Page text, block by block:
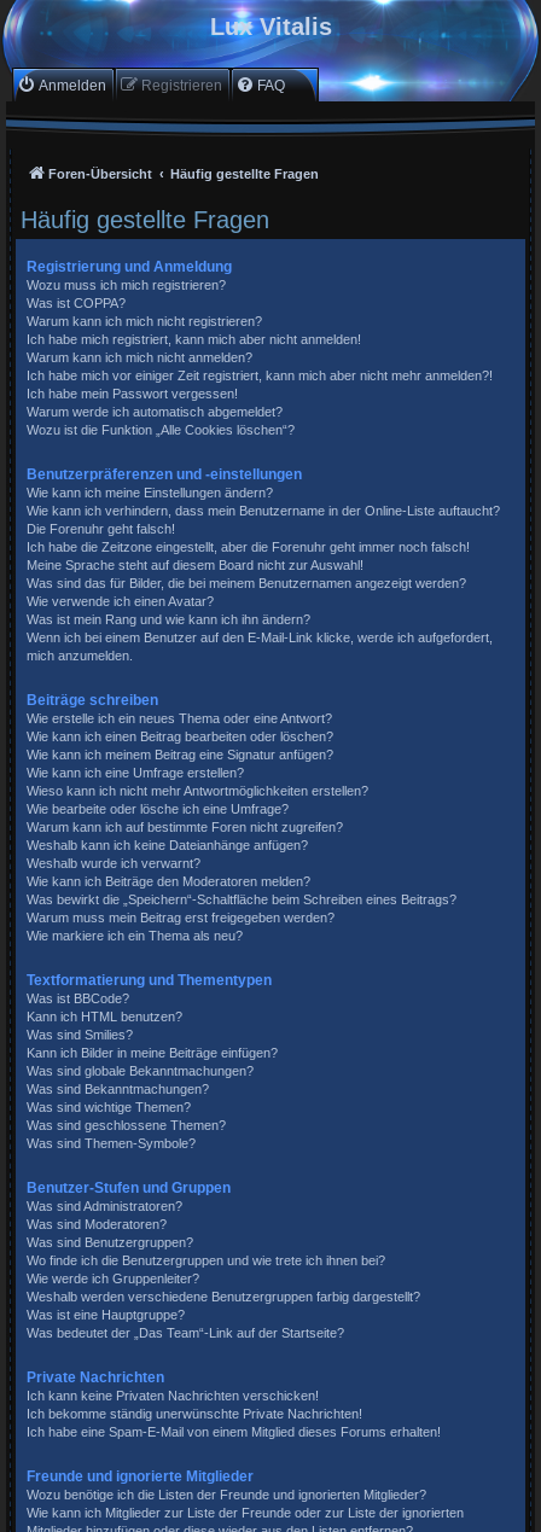
Lux Vitalis
Anmelden Registrieren FAQ
Foren-Übersicht Häufig gestellte Fragen
Häufig gestellte Fragen
Registrierung und Anmeldung
Wozu muss ich mich registrieren?
Was ist COPPA?
Warum kann ich mich nicht registrieren?
Ich habe mich registriert, kann mich aber nicht anmelden!
Warum kann ich mich nicht anmelden?
Ich habe mich vor einiger Zeit registriert, kann mich aber nicht mehr anmelden?!
Ich habe mein Passwort vergessen!
Warum werde ich automatisch abgemeldet?
Wozu ist die Funktion „Alle Cookies löschen“?
Benutzerpräferenzen und -einstellungen
Wie kann ich meine Einstellungen ändern?
Wie kann ich verhindern, dass mein Benutzername in der Online-Liste auftaucht?
Die Forenuhr geht falsch!
Ich habe die Zeitzone eingestellt, aber die Forenuhr geht immer noch falsch!
Meine Sprache steht auf diesem Board nicht zur Auswahl!
Was sind das für Bilder, die bei meinem Benutzernamen angezeigt werden?
Wie verwende ich einen Avatar?
Was ist mein Rang und wie kann ich ihn ändern?
Wenn ich bei einem Benutzer auf den E-Mail-Link klicke, werde ich aufgefordert,
mich anzumelden.
Beiträge schreiben
Wie erstelle ich ein neues Thema oder eine Antwort?
Wie kann ich einen Beitrag bearbeiten oder löschen?
Wie kann ich meinem Beitrag eine Signatur anfügen?
Wie kann ich eine Umfrage erstellen?
Wieso kann ich nicht mehr Antwortmöglichkeiten erstellen?
Wie bearbeite oder lösche ich eine Umfrage?
Warum kann ich auf bestimmte Foren nicht zugreifen?
Weshalb kann ich keine Dateianhänge anfügen?
Weshalb wurde ich verwarnt?
Wie kann ich Beiträge den Moderatoren melden?
Was bewirkt die „Speichern“-Schaltfläche beim Schreiben eines Beitrags?
Warum muss mein Beitrag erst freigegeben werden?
Wie markiere ich ein Thema als neu?
Textformatierung und Thementypen
Was ist BBCode?
Kann ich HTML benutzen?
Was sind Smilies?
Kann ich Bilder in meine Beiträge einfügen?
Was sind globale Bekanntmachungen?
Was sind Bekanntmachungen?
Was sind wichtige Themen?
Was sind geschlossene Themen?
Was sind Themen-Symbole?
Benutzer-Stufen und Gruppen
Was sind Administratoren?
Was sind Moderatoren?
Was sind Benutzergruppen?
Wo finde ich die Benutzergruppen und wie trete ich ihnen bei?
Wie werde ich Gruppenleiter?
Weshalb werden verschiedene Benutzergruppen farbig dargestellt?
Was ist eine Hauptgruppe?
Was bedeutet der „Das Team“-Link auf der Startseite?
Private Nachrichten
Ich kann keine Privaten Nachrichten verschicken!
Ich bekomme ständig unerwünschte Private Nachrichten!
Ich habe eine Spam-E-Mail von einem Mitglied dieses Forums erhalten!
Freunde und ignorierte Mitglieder
Wozu benötige ich die Listen der Freunde und ignorierten Mitglieder?
Wie kann ich Mitglieder zur Liste der Freunde oder zur Liste der ignorierten